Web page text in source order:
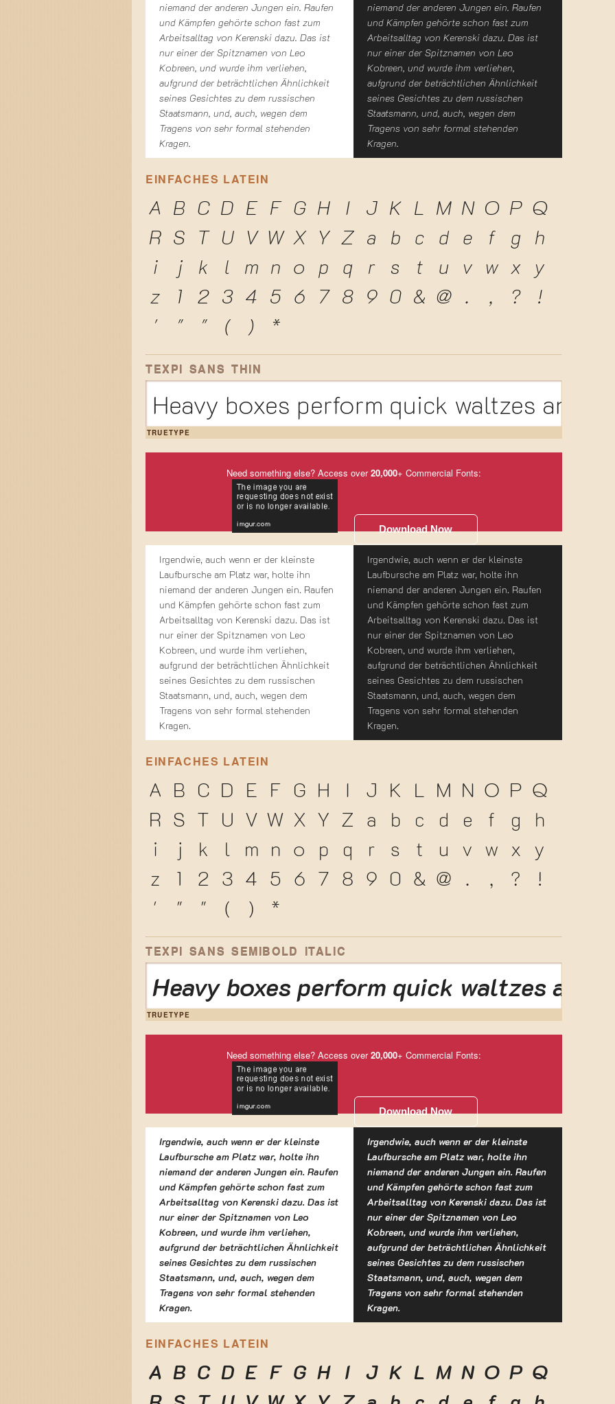
niemand der anderen Jungen ein. Raufen
und Kämpfen gehörte schon fast zum
Arbeitsalltag von Kerenski dazu. Das ist
nur einer der Spitznamen von Leo
Kobreen, und wurde ihm verliehen,
aufgrund der beträchtlichen Ähnlichkeit
seines Gesichtes zu dem russischen
Staatsmann, und, auch, wegen dem
Tragens von sehr formal stehenden
Kragen.
niemand der anderen Jungen ein. Raufen
und Kämpfen gehörte schon fast zum
Arbeitsalltag von Kerenski dazu. Das ist
nur einer der Spitznamen von Leo
Kobreen, und wurde ihm verliehen,
aufgrund der beträchtlichen Ähnlichkeit
seines Gesichtes zu dem russischen
Staatsmann, und, auch, wegen dem
Tragens von sehr formal stehenden
Kragen.
EINFACHES LATEIN
A B C D E F G H I J K L M N O P Q
R S T U V W X Y Z a b c d e f g h
i
j k l m n o p q r s t u v w x
y
z
1 2 3 4 5 6 7 8 9 0 & @ . , ?
!
'
" " ( ) *
TEXPI SANS THIN
Heavy boxes perform quick waltzes and
TRUETYPE
Need something else? Access over20,000+ Commercial Fonts:
Download Now
Irgendwie, auch wenn er der kleinste
Laufbursche am Platz war, holte ihn
niemand der anderen Jungen ein. Raufen
und Kämpfen gehörte schon fast zum
Arbeitsalltag von Kerenski dazu. Das ist
nur einer der Spitznamen von Leo
Kobreen, und wurde ihm verliehen,
aufgrund der beträchtlichen Ähnlichkeit
seines Gesichtes zu dem russischen
Staatsmann, und, auch, wegen dem
Tragens von sehr formal stehenden
Kragen.
Irgendwie, auch wenn er der kleinste
Laufbursche am Platz war, holte ihn
niemand der anderen Jungen ein. Raufen
und Kämpfen gehörte schon fast zum
Arbeitsalltag von Kerenski dazu. Das ist
nur einer der Spitznamen von Leo
Kobreen, und wurde ihm verliehen,
aufgrund der beträchtlichen Ähnlichkeit
seines Gesichtes zu dem russischen
Staatsmann, und, auch, wegen dem
Tragens von sehr formal stehenden
Kragen.
EINFACHES LATEIN
A B C D E F G H I J K L M N O P Q
R S T U V W X Y Z a b c d e f g
h
i
j k l m n o p q r s t u v w x y
z
1 2 3 4 5 6 7 8 9 0 & @ . , ?
!
'
" " ( ) *
TEXPI SANS SEMIBOLD ITALIC
Heavy boxes perform quick waltzes and
TRUETYPE
Need something else? Access over20,000+ Commercial Fonts:
Download Now
Irgendwie, auch wenn er der kleinste
Laufbursche am Platz war, holte ihn
niemand der anderen Jungen ein. Raufen
und Kämpfen gehörte schon fast zum
Arbeitsalltag von Kerenski dazu. Das ist
nur einer der Spitznamen von Leo
Kobreen, und wurde ihm verliehen,
aufgrund der beträchtlichen Ähnlichkeit
seines Gesichtes zu dem russischen
Staatsmann, und, auch, wegen dem
Tragens von sehr formal stehenden
Kragen.
Irgendwie, auch wenn er der kleinste
Laufbursche am Platz war, holte ihn
niemand der anderen Jungen ein. Raufen
und Kämpfen gehörte schon fast zum
Arbeitsalltag von Kerenski dazu. Das ist
nur einer der Spitznamen von Leo
Kobreen, und wurde ihm verliehen,
aufgrund der beträchtlichen Ähnlichkeit
seines Gesichtes zu dem russischen
Staatsmann, und, auch, wegen dem
Tragens von sehr formal stehenden
Kragen.
EINFACHES LATEIN
A B C D E F G H I J K L M N O P Q